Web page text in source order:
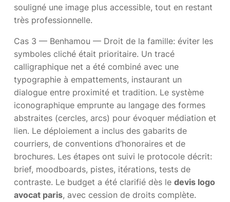
souligné une image plus accessible, tout en restant
très professionnelle.
Cas 3 — Benhamou — Droit de la famille: éviter les
symboles cliché était prioritaire. Un tracé
calligraphique net a été combiné avec une
typographie à empattements, instaurant un
dialogue entre proximité et tradition. Le système
iconographique emprunte au langage des formes
abstraites (cercles, arcs) pour évoquer médiation et
lien. Le déploiement a inclus des gabarits de
courriers, de conventions d’honoraires et de
brochures. Les étapes ont suivi le protocole décrit:
brief, moodboards, pistes, itérations, tests de
contraste. Le budget a été clarifié dès le devis logo
avocat paris, avec cession de droits complète.